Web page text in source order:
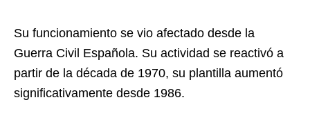
Su funcionamiento se vio afectado desde la
Guerra Civil Española. Su actividad se reactivó a
partir de la década de 1970, su plantilla aumentó
significativamente desde 1986.